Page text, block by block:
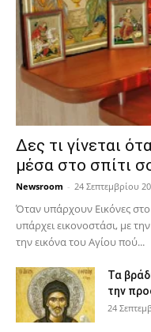
Δες τι γίνεται
μέσα στο σπίτι
Newsroom - 24 Σεπτεμβρίου
Όταν υπάρχουν Εικόνες στο
υπάρχει εικονοστάσι, με
την εικόνα του Αγίου πού...
Τα
την
24